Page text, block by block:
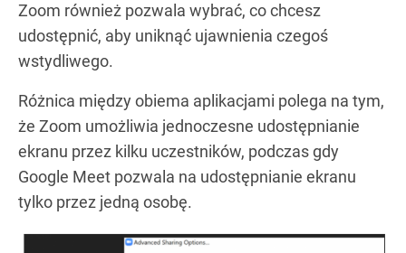
Zoom również pozwala wybrać, co chcesz
udostępnić, aby uniknąć ujawnienia czegoś
wstydliwego.
Różnica między obiema aplikacjami polega na tym,
że Zoom umożliwia jednoczesne udostępnianie
ekranu przez kilku uczestników, podczas gdy
Google Meet pozwala na udostępnianie ekranu
tylko przez jedną osobę.